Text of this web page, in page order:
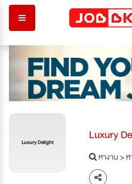
Luxury Delight Luxury
หางาน>